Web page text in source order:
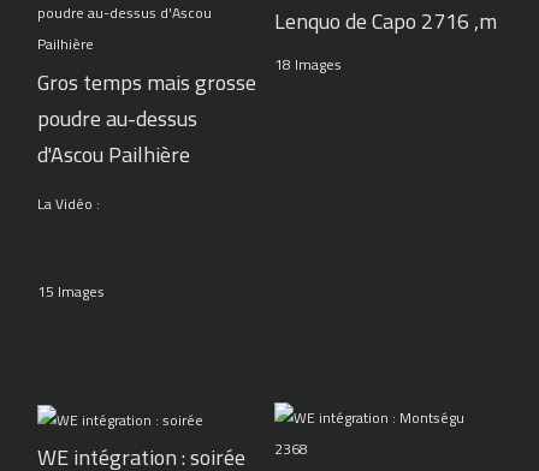
Gros temps mais grosse
poudre au-dessus
d'Ascou Pailhière
La Vidéo :
15 Images
Lenquo de Capo 2716 ,m
18 Images
WE intégration : soirée